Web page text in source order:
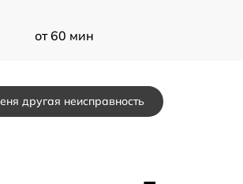
от 60 мин
другая неисправность